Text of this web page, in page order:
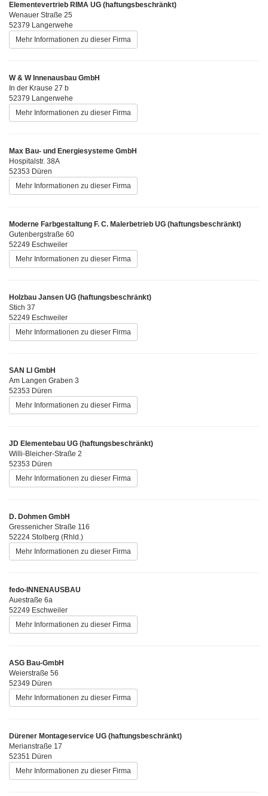
Elementevertrieb RIMA UG (haftungsbeschränkt)
Wenauer Straße 25
52379 Langerwehe
Mehr Informationen zu dieser Firma
W & W Innenausbau GmbH
In der Krause 27 b
52379 Langerwehe
Mehr Informationen zu dieser Firma
Max Bau- und Energiesysteme GmbH
Hospitalstr. 38A
52353 Düren
Mehr Informationen zu dieser Firma
Moderne Farbgestaltung F. C. Malerbetrieb UG (haftungsbeschränkt)
Gutenbergstraße 60
52249 Eschweiler
Mehr Informationen zu dieser Firma
Holzbau Jansen UG (haftungsbeschränkt)
Stich 37
52249 Eschweiler
Mehr Informationen zu dieser Firma
SAN LI GmbH
Am Langen Graben 3
52353 Düren
Mehr Informationen zu dieser Firma
JD Elementebau UG (haftungsbeschränkt)
Willi-Bleicher-Straße 2
52353 Düren
Mehr Informationen zu dieser Firma
D. Dohmen GmbH
Gressenicher Straße 116
52224 Stolberg (Rhld.)
Mehr Informationen zu dieser Firma
fedo-INNENAUSBAU
Auestraße 6a
52249 Eschweiler
Mehr Informationen zu dieser Firma
ASG Bau-GmbH
Weierstraße 56
52349 Düren
Mehr Informationen zu dieser Firma
Dürener Montageservice UG (haftungsbeschränkt)
Merianstraße 17
52351 Düren
Mehr Informationen zu dieser Firma